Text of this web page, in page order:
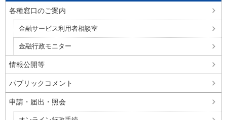
各種窓口のご案内
金融サービス利用者相談室
金融行政モニター
情報公開等
パブリックコメント
申請・届出・照会